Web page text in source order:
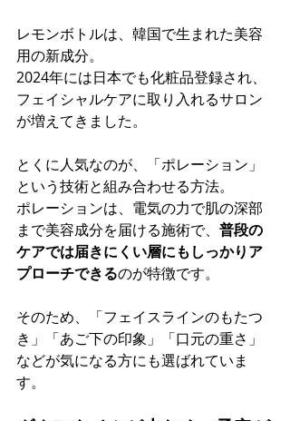
レモンボトルは、韓国で生まれた美容
用の新成分。
2024年には日本でも化粧品登録され、
フェイシャルケアに取り入れるサロン
が増えてきました。
とくに人気なのが、「ポレーション」
という技術と組み合わせる方法。
ポレーションは、電気の力で肌の深部
まで美容成分を届ける施術で、 普段の
ケアでは届きにくい層にもしっかりア
プローチできるのが特徴です。
そのため、「フェイスラインのもたつ
き」「あご下の印象」「口元の重さ」
などが気になる方にも選ばれていま
す。